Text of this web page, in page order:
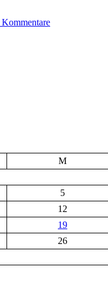
Kommentare
M
5
12
19
26